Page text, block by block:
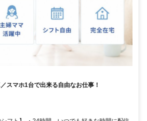
スマホ1台で出来る自由なお仕事！